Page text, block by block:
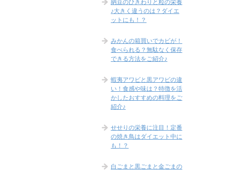
納豆のひきわりと粒の栄養
♪大きく違うのは？ダイエ
ットにも！？
みかんの箱買いでカビが！
食べられる？無駄なく保存
できる方法をご紹介♪
蝦夷アワビと黒アワビの違
い！食感や味は？特徴を活
かしたおすすめの料理をご
紹介♪
せせりの栄養に注目！定番
の焼き鳥はダイエット中に
も！？
白ごまと黒ごまと金ごまの